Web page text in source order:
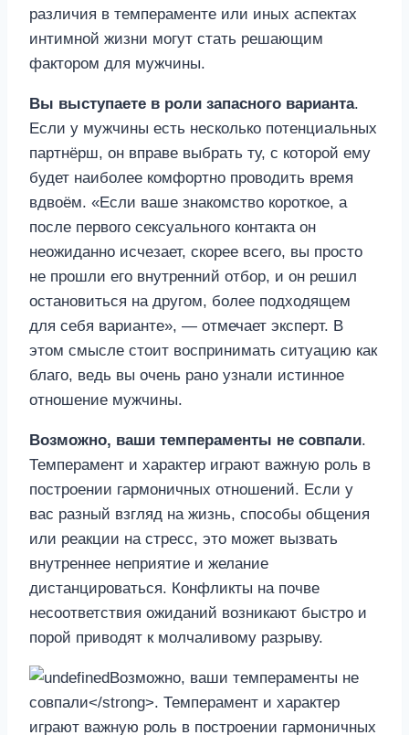
различия в темпераменте или иных аспектах
интимной жизни могут стать решающим
фактором для мужчины.
Вы выступаете в роли запасного варианта.
Если у мужчины есть несколько потенциальных
партнёрш, он вправе выбрать ту, с которой ему
будет наиболее комфортно проводить время
вдвоём. «Если ваше знакомство короткое, а
после первого сексуального контакта он
неожиданно исчезает, скорее всего, вы просто
не прошли его внутренний отбор, и он решил
остановиться на другом, более подходящем
для себя варианте», — отмечает эксперт. В
этом смысле стоит воспринимать ситуацию как
благо, ведь вы очень рано узнали истинное
отношение мужчины.
Возможно, ваши темпераменты не совпали.
Темперамент и характер играют важную роль в
построении гармоничных отношений. Если у
вас разный взгляд на жизнь, способы общения
или реакции на стресс, это может вызвать
внутреннее неприятие и желание
дистанцироваться. Конфликты на почве
несоответствия ожиданий возникают быстро и
порой приводят к молчаливому разрыву.